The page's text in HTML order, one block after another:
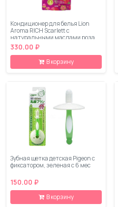
Кондиционер для белья Lion
Aroma RICH Scarlett с
натуральными маслами роза
мимоза запасной блок 430 мл
330.00 ₽
В корзину
Зубная щетка детская Pigeon с
фиксатором, зеленая с 6 мес
150.00 ₽
В корзину